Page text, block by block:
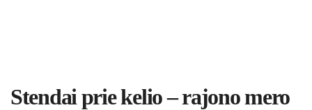
Stendai prie kelio – rajono mero